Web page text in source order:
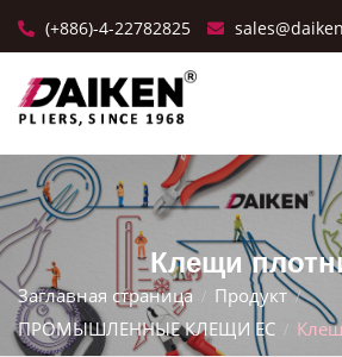
(+886)-4-22782825
Клещи
Заглавная страница
Продукт
ПРОМЫШЛЕННЫЕ КЛЕЩИ ЕС